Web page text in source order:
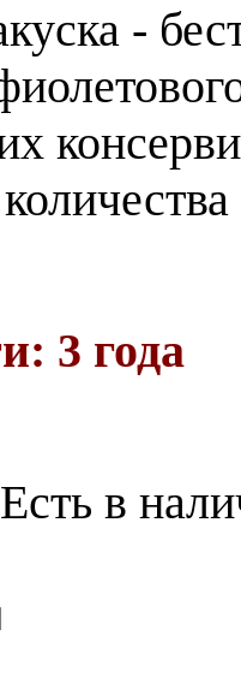
-
3 года
Есть в